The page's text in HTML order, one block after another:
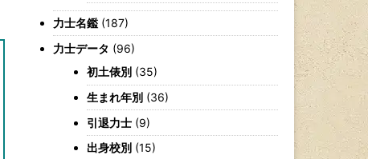
力士名鑑 (187)
力士データ (96)
初土俵別 (35)
生まれ年別 (36)
引退力士 (9)
出身校別 (15)